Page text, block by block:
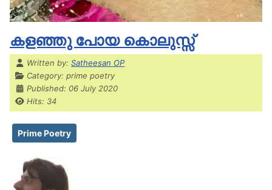
കളഞ്ഞു പോയ കൊലുസ്സ്
Details
Written by:Satheesan OP
Category:prime poetry
Published: 06 July 2020
Hits: 34
Prime Poetry